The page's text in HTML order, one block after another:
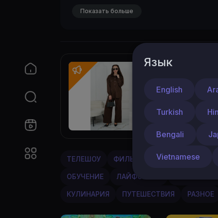
Показать больше
ТЕЛЕШОУ ФИЛЬМЫ МУЗЫКА
ОБУЧЕНИЕ ЛАЙФСТАЙЛ
КУЛИНАРИЯ ПУТЕШЕСТВИЯ РАЗНОЕ
Язык
English
Turkish
Bengali
Vietnamese